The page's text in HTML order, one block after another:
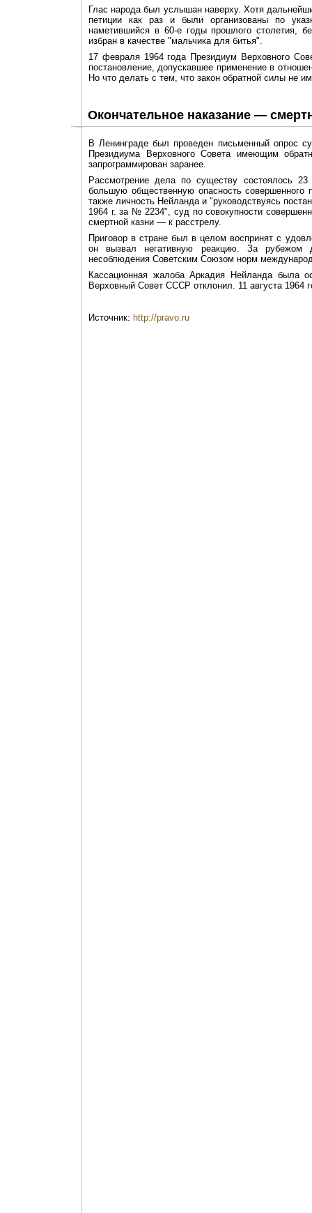
Глас народа был услышан наверху. Хотя
петиции как раз и были организованы по
наметившийся в 60-е годы прошлого столетия,
избран в качестве "мальчика для битья".
17 февраля 1964 года Президиум Верховного
постановление, допускавшее применение в
Но что делать с тем, что закон обратной силы не
Окончательное наказание —
В Ленинграде был проведен письменный опрос
Президиума Верховного Совета имеющим
запрограммирован заранее.
Рассмотрение дела по существу состоялось
большую общественную опасность совершенного
также личность Нейланда и "руководствуясь
1964 г. за № 2234", суд по совокупности
смертной казни — к расстрелу.
Приговор в стране был в целом воспринят с
он вызвал негативную реакцию. За рубежом
несоблюдения Советским Союзом норм
Кассационная жалоба Аркадия Нейланда была
Верховный Совет СССР отклонил. 11 августа 1964
Источник: http://pravo.ru